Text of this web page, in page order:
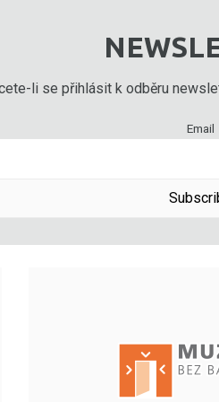
li se přihlásit k odběru
Email